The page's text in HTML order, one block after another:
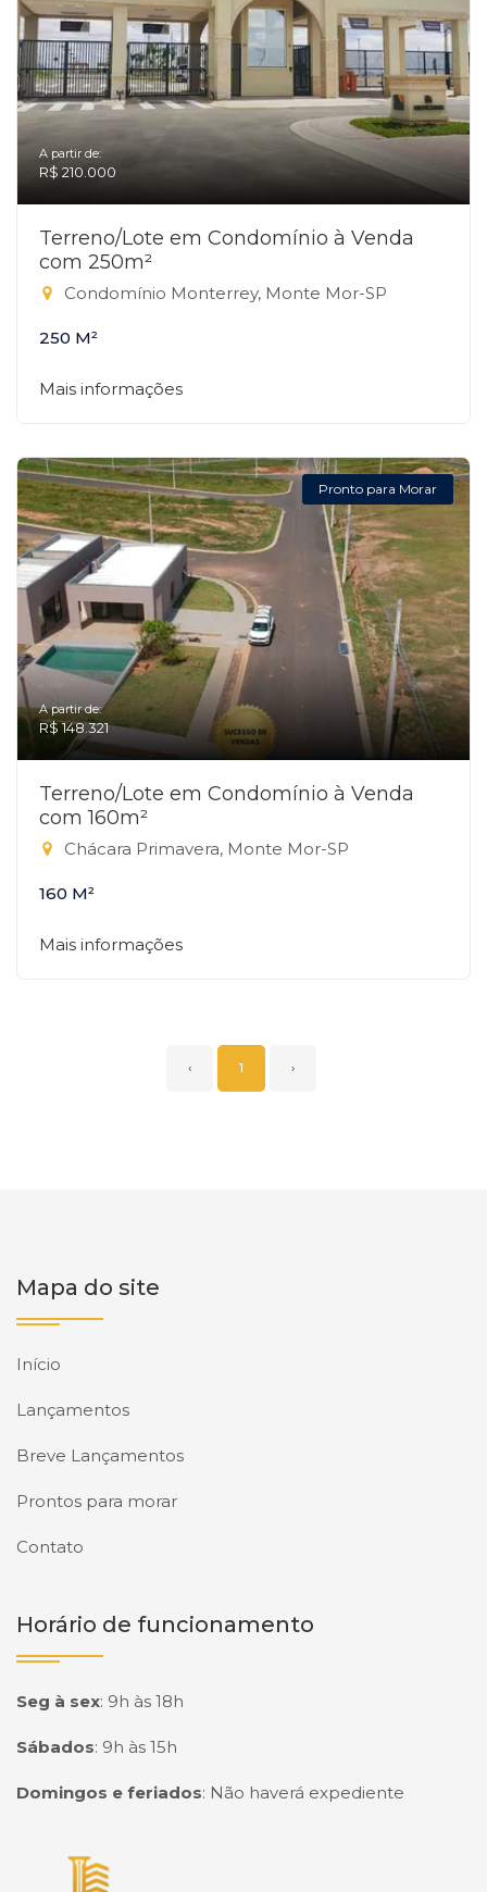
A partir de:
R$ 210.000
Terreno/Lote em Condomínio à Venda
com 250m²
Condomínio Monterrey, Monte Mor-SP
250 M²
Mais informações
Pronto para Morar
A partir de:
R$ 148.321
Terreno/Lote em Condomínio à Venda
com 160m²
Chácara Primavera, Monte Mor-SP
160 M²
Mais informações
‹ 1 ›
Mapa do site
Início
Lançamentos
Breve Lançamentos
Prontos para morar
Contato
Horário de funcionamento
Seg à sex: 9h às 18h
Sábados: 9h às 15h
Domingos e feriados: Não haverá expediente
Página inicial